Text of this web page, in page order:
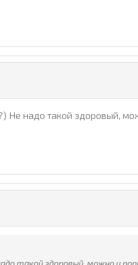
надо такой здоровый,
такой здоровый, можно и